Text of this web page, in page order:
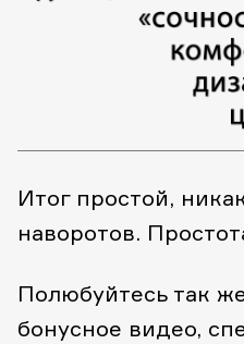
Итог простой,
наворотов.
Полюбуйтесь так
бонусное видео,